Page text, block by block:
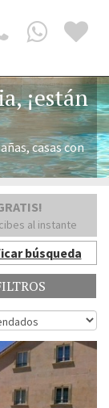
¡están
casas con
al instante
búsqueda